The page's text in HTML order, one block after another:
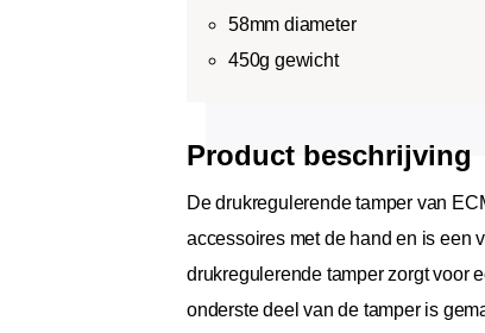
58mm diameter
450g gewicht
Product beschrijving
De drukregulerende tamper van
accessoires met de hand en is een
drukregulerende tamper zorgt voor
onderste deel van de tamper is